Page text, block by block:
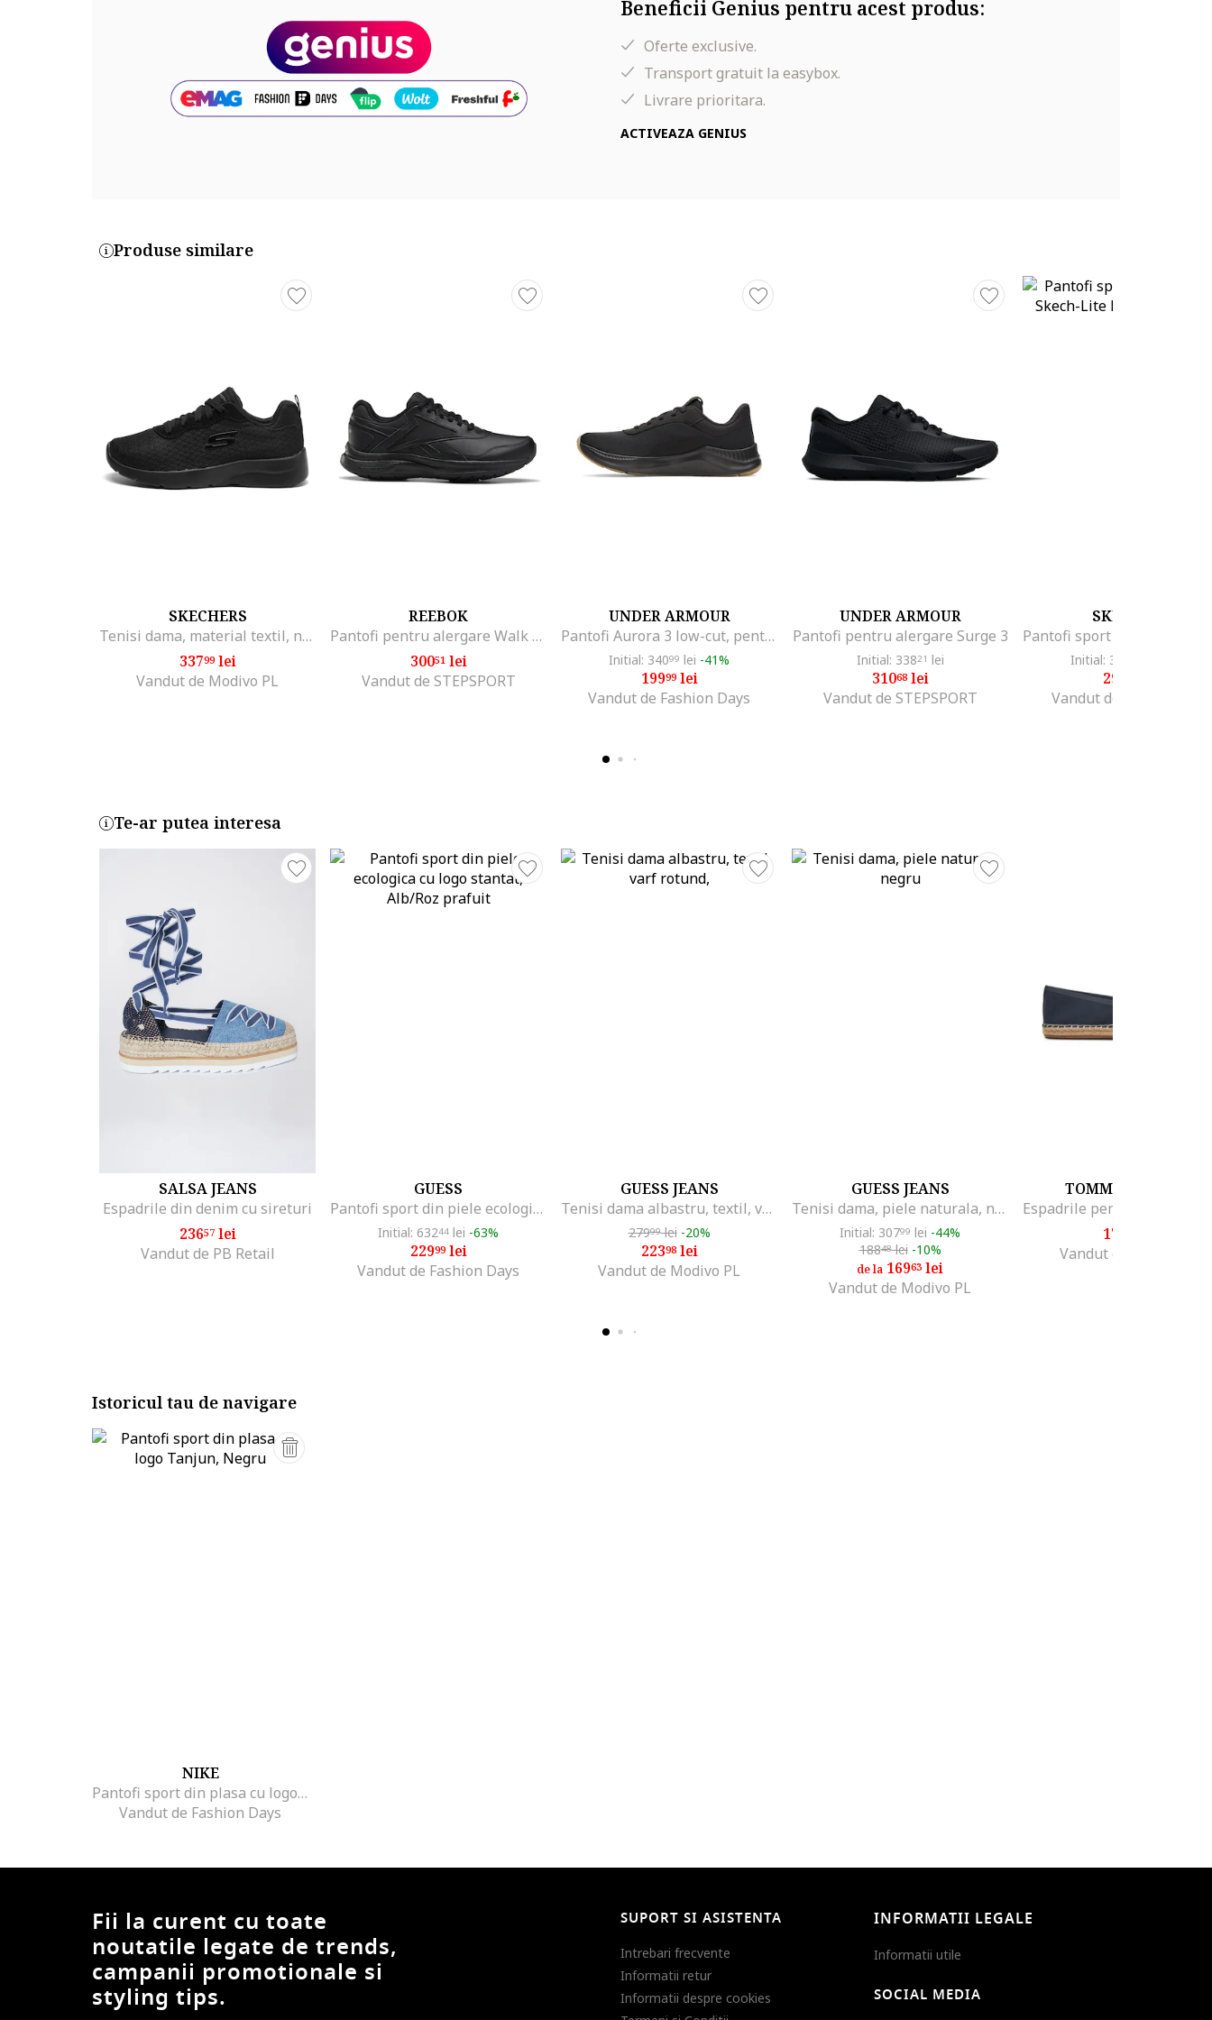
Beneficii Genius pentru acest produs:
Oferte exclusive.
Transport gratuit la easybox.
Livrare prioritara.
ACTIVEAZA GENIUS
Produse similare
SKECHERS
Tenisi dama, material textil, negru, confortabili,
33799lei
Vandut de Modivo PL
REEBOK
Pantofi pentru alergare Walk Ultra 7.0 DMX MAX, Negru
30051lei
Vandut de STEPSPORT
UNDER ARMOUR
Pantofi Aurora 3 low-cut, pentru antrenament, Negru/Gri antracit
Initial: 34099 lei -41%
19999lei
Vandut de Fashion Days
UNDER ARMOUR
Pantofi pentru alergare Surge 3
Initial: 33821 lei
31068lei
Vandut de STEPSPORT
SKECHERS
Initial: 372
299
Vandut de escape sport
Te-ar putea interesa
SALSA JEANS
Espadrile din denim cu sireturi
23657lei
Vandut de PB Retail
GUESS
Pantofi sport din piele ecologica cu logo stantat, Alb/Roz prafuit
Initial: 63244 lei -63%
22999lei
Vandut de Fashion Days
GUESS JEANS
Tenisi dama albastru, textil, varf rotund,
27999lei -20%
22398lei
Vandut de Modivo PL
GUESS JEANS
Tenisi dama, piele naturala, negru
Initial: 30799 lei -44%
18848lei -10%
de la 16963lei
Vandut de Modivo PL
TOMMY HILFIGER
176
Vandut de Modivo PL
Istoricul tau de navigare
NIKE
Pantofi sport din plasa cu logo Tanjun, Negru
Vandut de Fashion Days
Fii la curent cu toate
noutatile legate de trends,
campanii promotionale si
styling tips.
SUPORT SI ASISTENTA
Intrebari frecvente
Informatii retur
Informatii despre cookies
INFORMATII LEGALE
Informatii utile
SOCIAL MEDIA